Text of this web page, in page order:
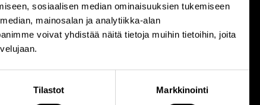
sosiaalisen median ominaisuuksien tukemiseen
mainosalan ja analytiikka-alan
voivat yhdistää näitä tietoja muihin tietoihin, joita
Tilastot Markkinointi